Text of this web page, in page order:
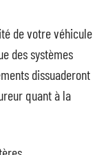
de votre véhicule
des systèmes
dissuaderont
quant à la